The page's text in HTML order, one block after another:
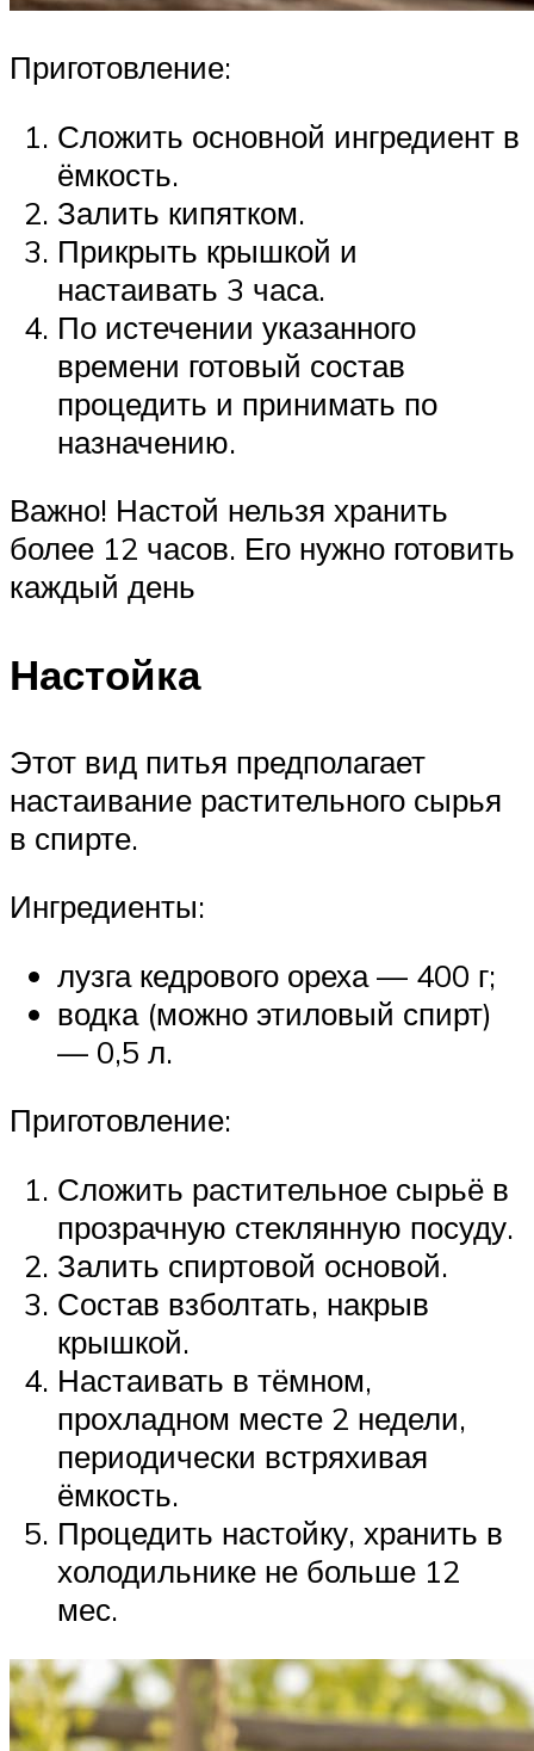
Приготовление:
Сложить основной ингредиент в
ёмкость.
Залить кипятком.
Прикрыть крышкой и
настаивать 3 часа.
По истечении указанного
времени готовый состав
процедить и принимать по
назначению.
Важно! Настой нельзя хранить
более 12 часов. Его нужно готовить
каждый день
Настойка
Этот вид питья предполагает
настаивание растительного сырья
в спирте.
Ингредиенты:
лузга кедрового ореха — 400 г;
водка (можно этиловый спирт)
— 0,5 л.
Приготовление:
Сложить растительное сырьё в
прозрачную стеклянную посуду.
Залить спиртовой основой.
Состав взболтать, накрыв
крышкой.
Настаивать в тёмном,
прохладном месте 2 недели,
периодически встряхивая
ёмкость.
Процедить настойку, хранить в
холодильнике не больше 12
мес.